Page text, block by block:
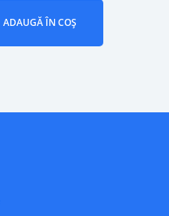
ADAUGĂ ÎN COȘ